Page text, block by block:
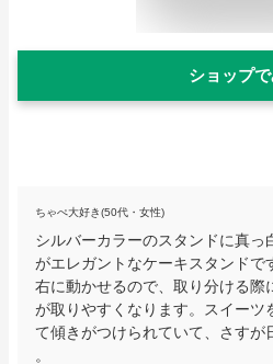
ショップ
ちゃぺ大好き(50代・女性)
シルバーカラーのスタンドに真っ
がエレガントなケーキスタンドで
右に動かせるので、取り分ける際
が取りやすくなります。スイーツ
て傾きがつけられていて、さすが
。